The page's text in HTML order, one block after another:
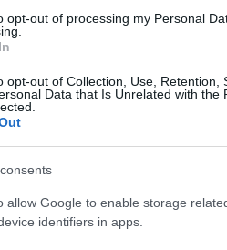
opt-out of processing my Personal
opt-out of Collection, Use, Retention,
Data that Is Unrelated with the
allow Google to enable storage
identifiers in apps.
γεννήθηκε στις 16
τη σχολή του Εθνικού
του χορού, σε
ελεύθερο θέατρο,
Χρήστου
ΔΙΑΦΗΜΙΣΗ